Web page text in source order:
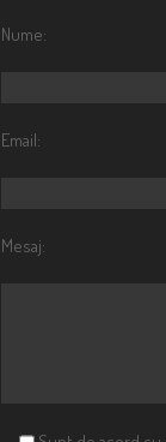
Nume:
Email:
Mesaj: